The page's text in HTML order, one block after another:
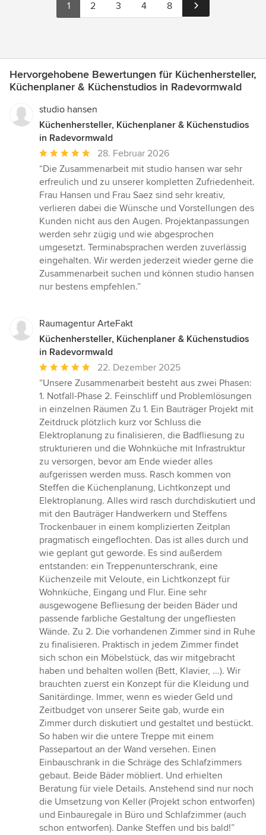
1 2 3 4 8
Hervorgehobene Bewertungen für Küchenhersteller,
Küchenplaner & Küchenstudios in Radevormwald
studio hansen
Küchenhersteller, Küchenplaner & Küchenstudios
in Radevormwald
Durchschnittliche
Bewertung:
5
von
5
Sternen
28. Februar 2026
“Die Zusammenarbeit mit studio hansen war sehr
erfreulich und zu unserer kompletten Zufriedenheit.
Frau Hansen und Frau Saez sind sehr kreativ,
verlieren dabei die Wünsche und Vorstellungen des
Kunden nicht aus den Augen. Projektanpassungen
werden sehr zügig und wie abgesprochen
umgesetzt. Terminabsprachen werden zuverlässig
eingehalten. Wir werden jederzeit wieder gerne die
Zusammenarbeit suchen und können studio hansen
nur bestens empfehlen.”
Raumagentur ArteFakt
Küchenhersteller, Küchenplaner & Küchenstudios
in Radevormwald
Durchschnittliche
Bewertung:
5
von
5
Sternen
22. Dezember 2025
“Unsere Zusammenarbeit besteht aus zwei Phasen:
1. Notfall-Phase 2. Feinschliff und Problemlösungen
in einzelnen Räumen Zu 1. Ein Bauträger Projekt mit
Zeitdruck plötzlich kurz vor Schluss die
Elektroplanung zu finalisieren, die Badfliesung zu
strukturieren und die Wohnküche mit Infrastruktur
zu versorgen, bevor am Ende wieder alles
aufgerissen werden muss. Rasch kommen von
Steffen die Küchenplanung, Lichtkonzept und
Elektroplanung. Alles wird rasch durchdiskutiert und
mit den Bauträger Handwerkern und Steffens
Trockenbauer in einem komplizierten Zeitplan
pragmatisch eingeflochten. Das ist alles durch und
wie geplant gut geworde. Es sind außerdem
entstanden: ein Treppenunterschrank, eine
Küchenzeile mit Veloute, ein Lichtkonzept für
Wohnküche, Eingang und Flur. Eine sehr
ausgewogene Befliesung der beiden Bäder und
passende farbliche Gestaltung der ungefliesten
Wände. Zu 2. Die vorhandenen Zimmer sind in Ruhe
zu finalisieren. Praktisch in jedem Zimmer findet
sich schon ein Möbelstück, das wir mitgebracht
haben und behalten wollen (Bett, Klavier, ...). Wir
brauchten zuerst ein Konzept für die Kleidung und
Sanitärdinge. Immer, wenn es wieder Geld und
Zeitbudget von unserer Seite gab, wurde ein
Zimmer durch diskutiert und gestaltet und bestückt.
So haben wir die untere Treppe mit einem
Passepartout an der Wand versehen. Einen
Einbauschrank in die Schräge des Schlafzimmers
gebaut. Beide Bäder möbliert. Und erhielten
Beratung für viele Details. Anstehend sind nur noch
die Umsetzung von Keller (Projekt schon entworfen)
und Einbauregale in Büro und Schlafzimmer (auch
schon entworfen). Danke Steffen und bis bald!”